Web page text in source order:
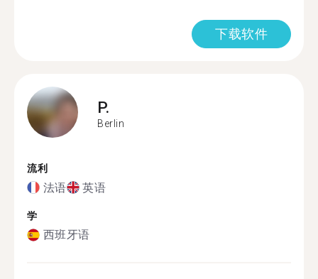
下载软件
P.
Berlin
流利
法语 英语
学
西班牙语